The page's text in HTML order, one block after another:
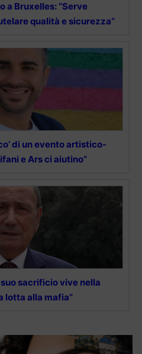
a Bruxelles: “Serve
qualità e sicurezza”
di un evento artistico-
e Ars ci aiutino”
suo sacrificio vive nella
lotta alla mafia”